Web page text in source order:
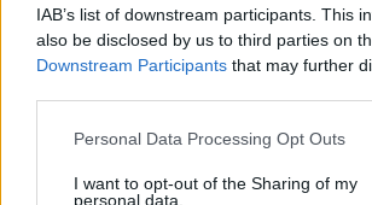
IAB’s list of downstream participants. This
also be disclosed by us to third parties on
Downstream Participants that may further
Personal Data Processing Opt Outs
I want to opt-out of the Sharing of my
personal data.
Email Copy Link
Σχετικά Άρθρα